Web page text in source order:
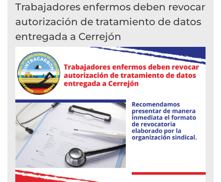
Trabajadores enfermos deben revocar
autorización de tratamiento de datos
entregada a Cerrejón